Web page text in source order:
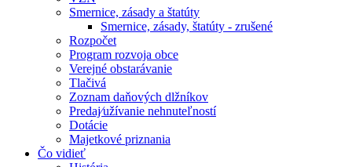
Smernice, zásady a štatúty
Smernice, zásady, štatúty - zrušené
Rozpočet
Program rozvoja obce
Verejné obstarávanie
Tlačivá
Zoznam daňových dlžníkov
Predaj⁄užívanie nehnuteľností
Dotácie
Majetkové priznania
Čo vidieť